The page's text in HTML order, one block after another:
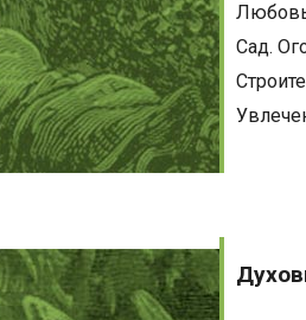
Сад.
Духовные
практики